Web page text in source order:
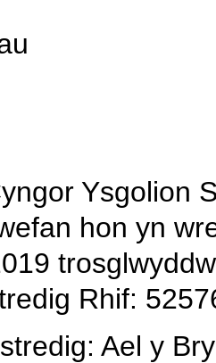
Ysgolion
hon yn
Rhif:
Ael y